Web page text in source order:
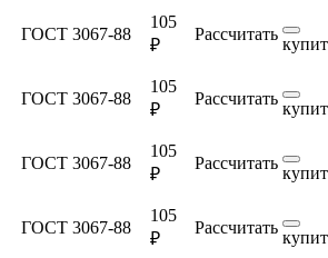
ГОСТ 3067-88
105
₽
Рассчитать
ГОСТ 3067-88
105
₽
Рассчитать
ГОСТ 3067-88
105
₽
Рассчитать
ГОСТ 3067-88
105
₽
Рассчитать